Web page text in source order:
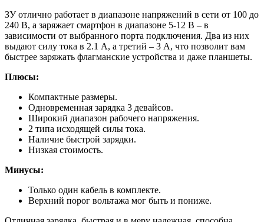
ЗУ отлично работает в диапазоне напряжений в сети от 100 до
240 В, а заряжает смартфон в диапазоне 5-12 В – в
зависимости от выбранного порта подключения. Два из них
выдают силу тока в 2.1 А, а третий – 3 А, что позволит вам
быстрее заряжать флагманские устройства и даже планшеты.
Плюсы:
Компактные размеры.
Одновременная зарядка 3 девайсов.
Широкий диапазон рабочего напряжения.
2 типа исходящей силы тока.
Наличие быстрой зарядки.
Низкая стоимость.
Минусы:
Только один кабель в комплекте.
Верхний порог вольтажа мог быть и пониже.